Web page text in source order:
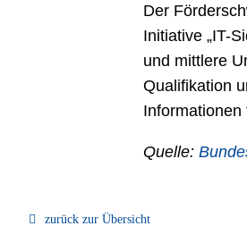
Der
Initiative „IT-
und mittlere
Qualifikation
Quelle:
zurück zur Übersicht